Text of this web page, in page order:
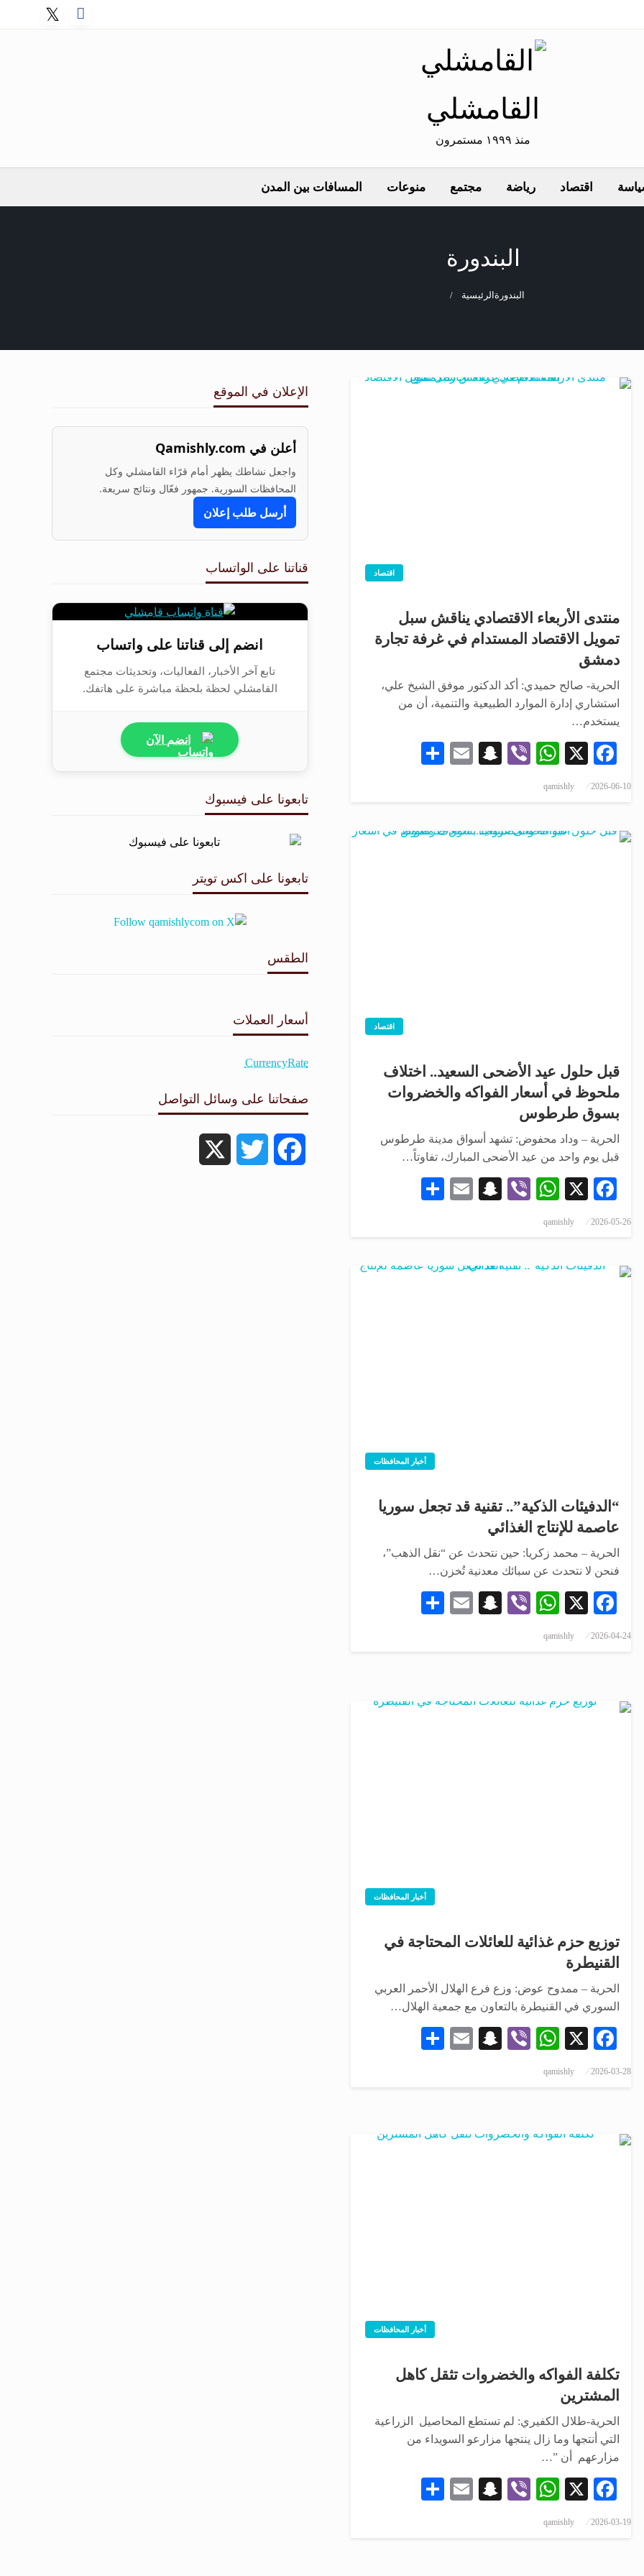
القامشلي
منذ ١٩٩٩ مستمرون
اقتصاد رياضة مجتمع منوعات المسافات بين المدن
البندورة
الرئيسية البندورة
اقتصاد
منتدى الأربعاء الاقتصادي يناقش سبل
تمويل الاقتصاد المستدام في غرفة تجارة
دمشق
الحرية- صالح حميدي: أكد الدكتور موفق الشيخ علي،
استشاري إدارة الموارد الطبيعية والتنمية، أن من
يستخدم…
Facebook
X
WhatsApp
Viber
Snapchat
Email
2026-06-10
qamishly
اقتصاد
قبل حلول عيد الأضحى السعيد.. اختلاف
ملحوظ في أسعار الفواكه والخضروات
بسوق طرطوس
الحرية – وداد محفوض: تشهد أسواق مدينة طرطوس
قبل يوم واحد من عيد الأضحى المبارك، تفاوتاً…
Facebook
X
WhatsApp
Viber
Snapchat
Email
2026-05-26
qamishly
أخبار المحافظات
“الدفيئات الذكية”.. تقنية قد تجعل سوريا
عاصمة للإنتاج الغذائي
الحرية – محمد زكريا: حين نتحدث عن “نقل الذهب”،
فنحن لا نتحدث عن سبائك معدنية تُخزن…
Facebook
X
WhatsApp
Viber
Snapchat
Email
2026-04-24
qamishly
أخبار المحافظات
توزيع حزم غذائية للعائلات المحتاجة في
القنيطرة
الحرية – ممدوح عوض: وزع فرع الهلال الأحمر العربي
السوري في القنيطرة بالتعاون مع جمعية الهلال…
Facebook
X
WhatsApp
Viber
Snapchat
Email
2026-03-28
qamishly
أخبار المحافظات
تكلفة الفواكه والخضروات تثقل كاهل
المشترين
الحرية-طلال الكفيري: لم تستطع المحاصيل الزراعية
التي أنتجها وما زال ينتجها مزارعو السويداء من
مزارعهم أن ”…
Facebook
X
WhatsApp
Viber
Snapchat
Email
2026-03-19
qamishly
الإعلان في الموقع
أعلن في Qamishly.com
واجعل نشاطك يظهر أمام قرّاء القامشلي وكل
المحافظات السورية. جمهور فعّال ونتائج سريعة.
أرسل طلب إعلان
قناتنا على الواتساب
انضم إلى قناتنا على واتساب
تابع آخر الأخبار، الفعاليات، وتحديثات مجتمع
القامشلي لحظة بلحظة مباشرة على هاتفك.
انضم الآن
تابعونا على فيسبوك
تابعونا على اكس تويتر
الطقس
أسعار العملات
CurrencyRate
صفحاتنا على وسائل التواصل
Facebook
Twitter